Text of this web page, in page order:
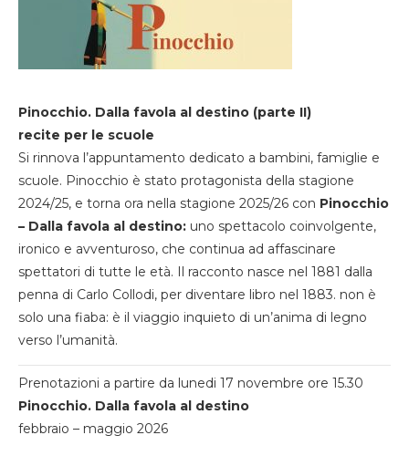
Pinocchio. Dalla favola al destino (parte II)
recite per le scuole
Si rinnova l’appuntamento dedicato a bambini, famiglie e
scuole. Pinocchio è stato protagonista della stagione
2024/25, e torna ora nella stagione 2025/26 con Pinocchio
– Dalla favola al destino: uno spettacolo coinvolgente,
ironico e avventuroso, che continua ad affascinare
spettatori di tutte le età. Il racconto nasce nel 1881 dalla
penna di Carlo Collodi, per diventare libro nel 1883. non è
solo una fiaba: è il viaggio inquieto di un’anima di legno
verso l’umanità.
Prenotazioni a partire da lunedi 17 novembre ore 15.30
Pinocchio. Dalla favola al destino
febbraio – maggio 2026